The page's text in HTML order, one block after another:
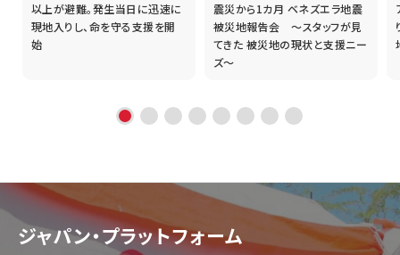
以上が避難。発生当日に迅速に
現地入りし、命を守る支援を開
始
震災から1カ月 ベネズエラ地震
被災地報告会 ～スタッフが見
てきた 被災地の現状と支援ニー
ズ～
ジャパン・プラットフォーム